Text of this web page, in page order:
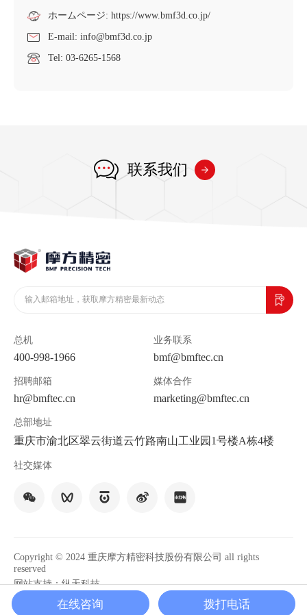
ホームページ: https://www.bmf3d.co.jp/
E-mail: info@bmf3d.co.jp
Tel: 03-6265-1568
联系我们
总机
400-998-1966
业务联系
bmf@bmftec.cn
招聘邮箱
hr@bmftec.cn
媒体合作
marketing@bmftec.cn
总部地址
重庆市渝北区翠云街道云竹路南山工业园1号楼A栋4楼
社交媒体
Copyright © 2024 重庆摩方精密科技股份有限公司 all rights
reserved
网站支持：纵天科技
渝ICP备2021010852号-1
在线咨询 拨打电话